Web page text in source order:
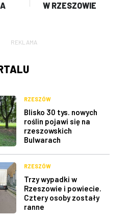
W RZESZOWIE
REKLAMA
RZESZÓW
Blisko 30 tys. nowych
roślin pojawi się na
rzeszowskich
Bulwarach
RZESZÓW
Trzy wypadki w
Rzeszowie i powiecie.
Cztery osoby zostały
ranne